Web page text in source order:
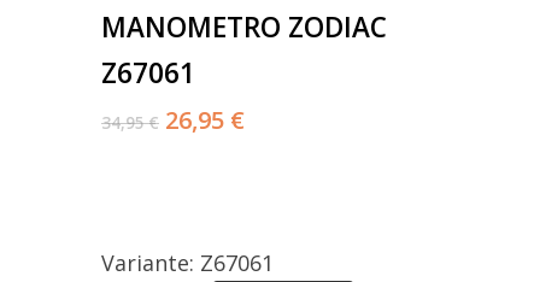
MANOMETRO ZODIAC
Z67061
34,95 € 26,95 €
Variante: Z67061